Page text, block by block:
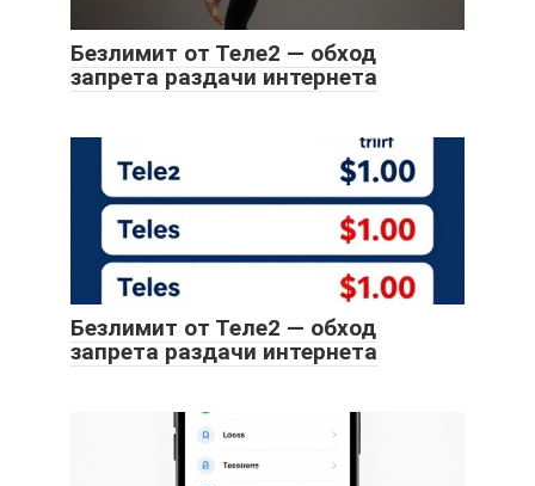
Безлимит от Теле2 — обход
запрета раздачи интернета
Безлимит от Теле2 — обход
запрета раздачи интернета